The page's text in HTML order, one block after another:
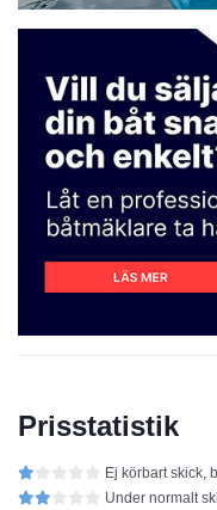
Prisstatistik
Ej körbart skick,
Under normalt